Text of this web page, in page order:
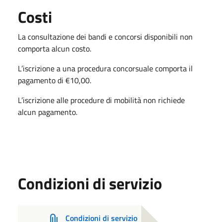
Costi
La consultazione dei bandi e concorsi disponibili non
comporta alcun costo.
L’iscrizione a una procedura concorsuale comporta il
pagamento di €10,00.
L’iscrizione alle procedure di mobilità non richiede
alcun pagamento.
Condizioni di servizio
Condizioni di servizio